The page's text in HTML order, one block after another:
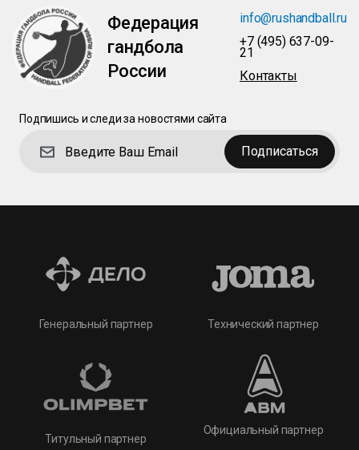
Федерация
гандбола
России
info@rushandball.ru
+7 (495) 637-09-
21
Контакты
Подпишись и следи за новостями сайта
Подписаться
Генеральный партнер
Титульный партнер
Технический партнер
Официальный партнер